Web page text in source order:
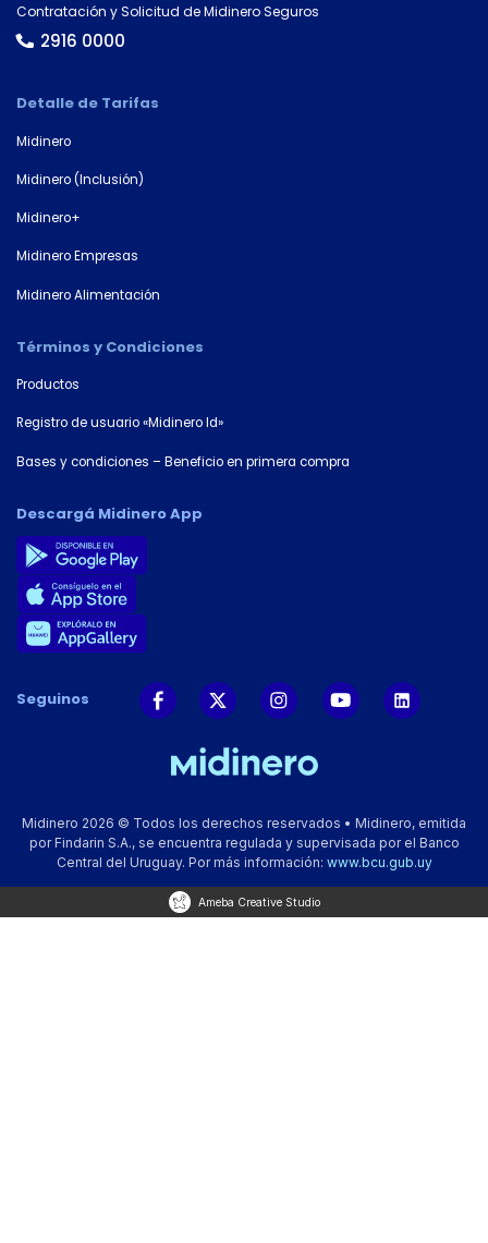
Contratación y Solicitud de Midinero Seguros
2916 0000
Detalle de Tarifas
Midinero
Midinero (Inclusión)
Midinero+
Midinero Empresas
Midinero Alimentación
Términos y Condiciones
Productos
Registro de usuario «Midinero Id»
Bases y condiciones – Beneficio en primera compra
Descargá Midinero App
Seguinos
Midinero 2026 © Todos los derechos reservados • Midinero, emitida
por Findarin S.A., se encuentra regulada y supervisada por el Banco
Central del Uruguay. Por más información: www.bcu.gub.uy
Ameba Creative Studio